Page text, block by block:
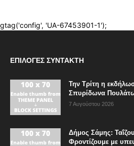
ΕΠΙΛΟΓΈΣ ΣΥΝΤΆΚΤΗ
Την Τρίτη η
Σπυρίδωνα
7 Αυγούστου 2026
Δήμος Σάμης:
Φροντίζουμε με